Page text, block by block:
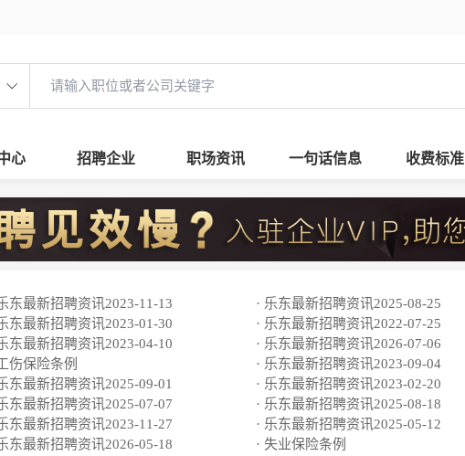
心 招聘企业 职场资讯 一句话信息 收费标准
东最新招聘资讯2023-11-13
· 乐东最新招聘资讯2025-08-25
东最新招聘资讯2023-01-30
· 乐东最新招聘资讯2022-07-25
东最新招聘资讯2023-04-10
· 乐东最新招聘资讯2026-07-06
伤保险条例
· 乐东最新招聘资讯2023-09-04
东最新招聘资讯2025-09-01
· 乐东最新招聘资讯2023-02-20
东最新招聘资讯2025-07-07
· 乐东最新招聘资讯2025-08-18
东最新招聘资讯2023-11-27
· 乐东最新招聘资讯2025-05-12
东最新招聘资讯2026-05-18
· 失业保险条例